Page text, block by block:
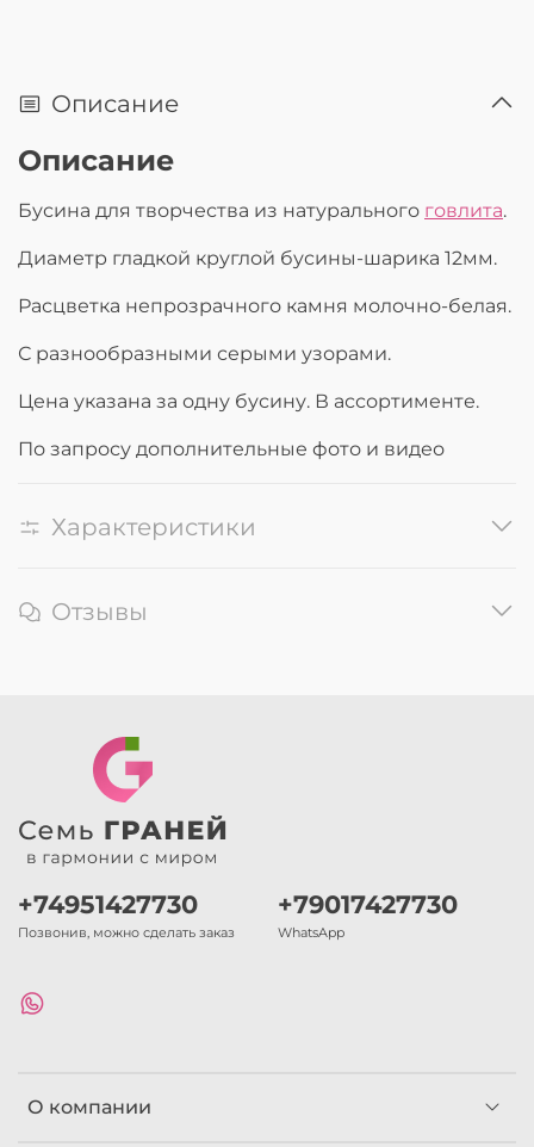
Описание
Описание
Бусина для творчества из натурального говлита.
Диаметр гладкой круглой бусины-шарика 12мм.
Расцветка непрозрачного камня молочно-белая.
С разнообразными серыми узорами.
Цена указана за одну бусину. В ассортименте.
По запросу дополнительные фото и видео
Характеристики
Отзывы
О компании
+74951427730
Позвонив, можно сделать заказ
+79017427730
WhatsApp